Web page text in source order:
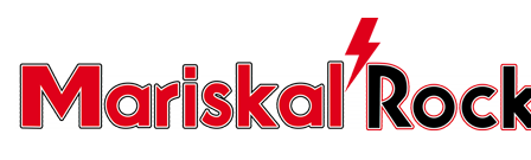
contenido